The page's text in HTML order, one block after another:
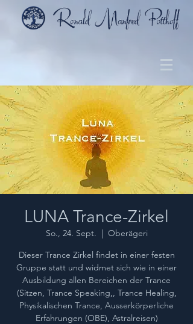
LUNA Trance-Zirkel
So., 24. Sept.
  |
Oberägeri
Dieser Trance Zirkel findet in einer festen
Gruppe statt und widmet sich wie in einer
Ausbildung allen Bereichen der Trance
(Sitzen, Trance Speaking,, Trance Healing,
Physikalischen Trance, Ausserkörperliche
Erfahrungen (OBE), Astralreisen)